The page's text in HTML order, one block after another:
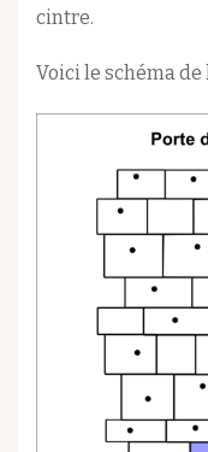
cintre.
Voici le schéma